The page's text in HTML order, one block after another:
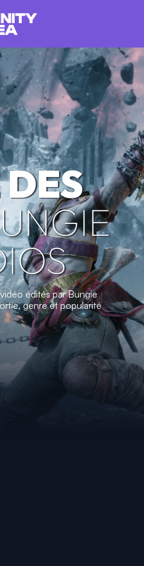
édités par Bungie
genre et popularité